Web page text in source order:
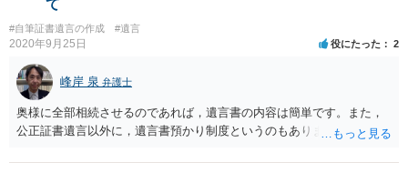
て
#自筆証書遺言の作成 #遺言
2020年9月25日 役にたった 2
峰岸 泉 弁護士
奥様に全部相続させるのであれば，遺言書の内容は簡単です。また，
公正証書遺言以外に，遺言書預かり制度というのもあります。